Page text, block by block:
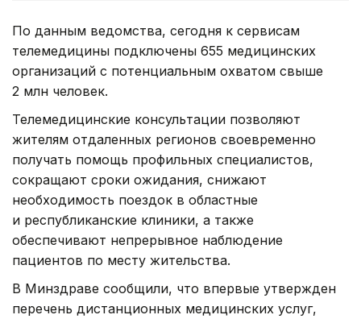
По данным ведомства, сегодня к сервисам
телемедицины подключены 655 медицинских
организаций с потенциальным охватом свыше
2 млн человек.
Телемедицинские консультации позволяют
жителям отдаленных регионов своевременно
получать помощь профильных специалистов,
сокращают сроки ожидания, снижают
необходимость поездок в областные
и республиканские клиники, а также
обеспечивают непрерывное наблюдение
пациентов по месту жительства.
В Минздраве сообщили, что впервые утвержден
перечень дистанционных медицинских услуг,